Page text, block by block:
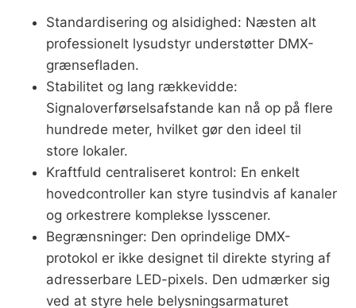
Standardisering og alsidighed: Næsten alt
professionelt lysudstyr understøtter DMX-
grænsefladen.
Stabilitet og lang rækkevidde:
Signaloverførselsafstande kan nå op på flere
hundrede meter, hvilket gør den ideel til
store lokaler.
Kraftfuld centraliseret kontrol: En enkelt
hovedcontroller kan styre tusindvis af kanaler
og orkestrere komplekse lysscener.
Begrænsninger: Den oprindelige DMX-
protokol er ikke designet til direkte styring af
adresserbare LED-pixels. Den udmærker sig
ved at styre hele belysningsarmaturet